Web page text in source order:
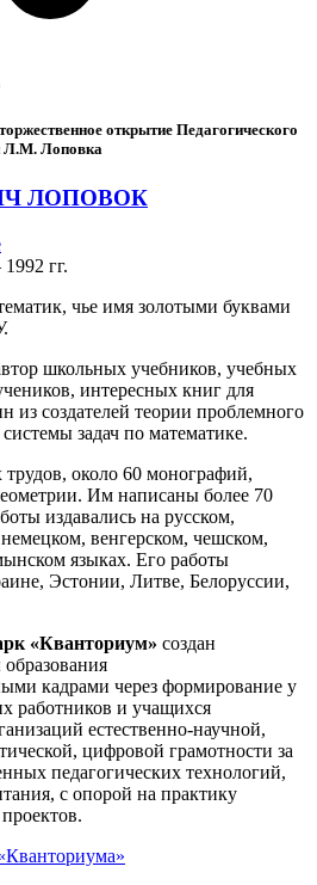
открытие Педагогического
Л.М. Лоповка
ЛОПОВОК
гг.
чье имя золотыми буквами
школьных учебников, учебных
интересных книг для
из создателей теории проблемного
задач по математике.
около 60 монографий,
Им написаны более 70
издавались на русском,
венгерском, чешском,
языках. Его работы
Эстонии, Литве, Белоруссии,
«Кванториум» создан
кадрами через формирование у
работников и учащихся
естественно-научной,
цифровой грамотности за
педагогических технологий,
с опорой на практику